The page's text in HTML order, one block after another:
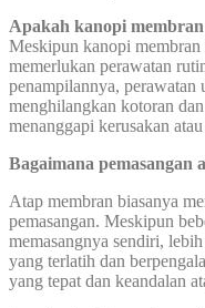
Apakah kanopi
Meskipun kanopi
memerlukan perawatan
penampilannya, perawatan
menghilangkan kotoran
menanggapi kerusakan
Bagaimana pemasangan
Atap membran biasanya
pemasangan. Meskipun
memasangnya sendiri,
yang terlatih dan
yang tepat dan keandalan